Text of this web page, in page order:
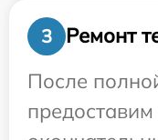
3
Ремонт
После